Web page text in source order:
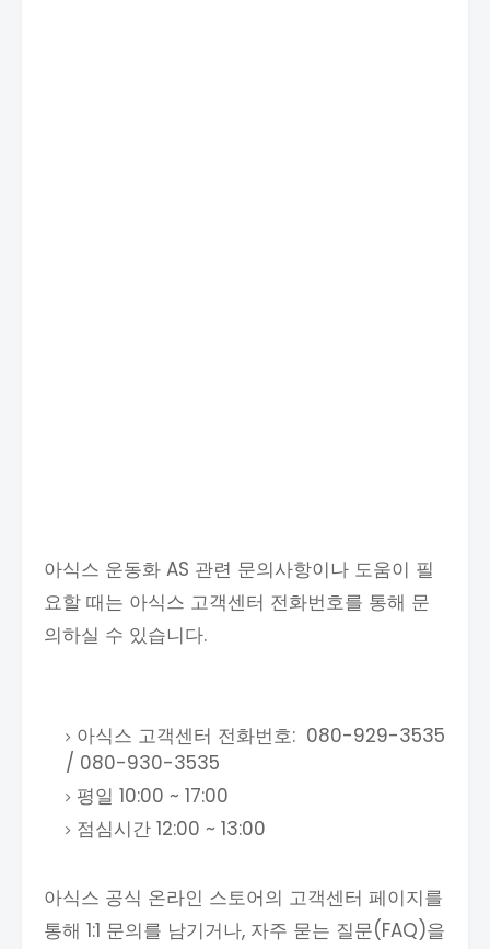
아식스 운동화 AS 관련 문의사항이나 도움이 필
요할 때는 아식스 고객센터 전화번호를 통해 문
의하실 수 있습니다.
아식스 고객센터 전화번호: 080-929-3535
/ 080-930-3535
평일 10:00 ~ 17:00
점심시간 12:00 ~ 13:00
아식스 공식 온라인 스토어의 고객센터 페이지를
통해 1:1 문의를 남기거나, 자주 묻는 질문(FAQ)을